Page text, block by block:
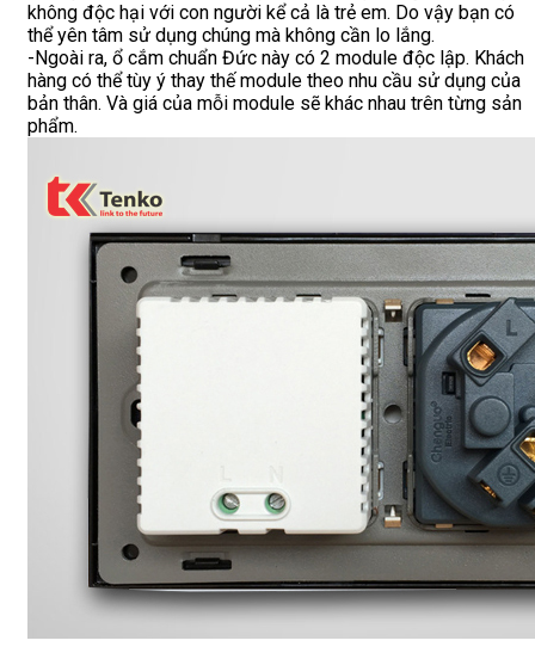
không độc hại với con người kể cả là trẻ em. Do vậy bạn có
thể yên tâm sử dụng chúng mà không cần lo lắng.
-Ngoài ra, ổ cắm chuẩn Đức này có 2 module độc lập. Khách
hàng có thể tùy ý thay thế module theo nhu cầu sử dụng của
bản thân. Và giá của mỗi module sẽ khác nhau trên từng sản
phẩm.